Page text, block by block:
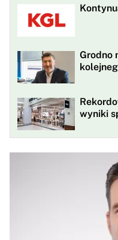
Grodno
wyniki